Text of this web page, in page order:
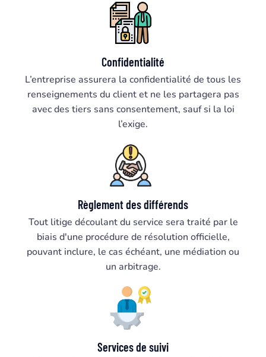
Confidentialité
L’entreprise assurera la confidentialité de tous les
renseignements du client et ne les partagera pas
avec des tiers sans consentement, sauf si la loi
l’exige.
Règlement des différends
Tout litige découlant du service sera traité par le
biais d'une procédure de résolution officielle,
pouvant inclure, le cas échéant, une médiation ou
un arbitrage.
Services de suivi